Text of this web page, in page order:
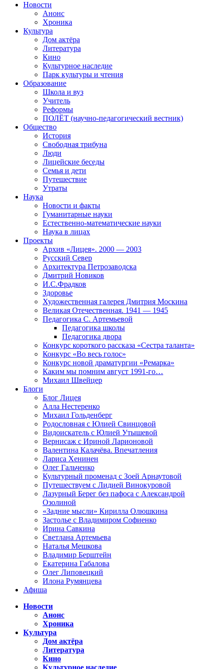
Новости
Анонс
Хроника
Культура
Дом актёра
Литература
Кино
Культурное наследие
Парк культуры и чтения
Образование
Школа и вуз
Учитель
Реформы
ПОЛЁТ (научно-педагогический вестник)
Общество
История
Свободная трибуна
Люди
Лицейские беседы
Семья и дети
Путешествие
Утраты
Наука
Новости и факты
Гуманитарные науки
Естественно-математические науки
Наука в лицах
Проекты
Архив «Лицея». 2000 — 2003
Русский Север
Архитектура Петрозаводска
Дмитрий Новиков
И.С.Фрадков
Здоровье
Художественная галерея Дмитрия Москина
Великая Отечественная. 1941 — 1945
Педагогика С. Артемьевой
Педагогика школы
Педагогика двора
Конкурс короткого рассказа «Сестра таланта»
Конкурс «Во весь голос»
Конкурс новой драматургии «Ремарка»
Каким мы помним август 1991-го…
Михаил Швейцер
Блоги
Блог Лицея
Алла Нестеренко
Михаил Гольденберг
Родословная с Юлией Свинцовой
Видоискатель с Юлией Утышевой
Вернисаж с Ириной Ларионовой
Валентина Калачёва. Впечатления
Лариса Хенинен
Олег Гальченко
Культурный променад с Зоей Арнаутовой
Путешествуем с Лидией Винокуровой
Лазурный Берег без пафоса с Александрой
Озолиной
«Задние мысли» Кирилла Олюшкина
Застолье с Владимиром Софиенко
Ирина Савкина
Светлана Артемьева
Наталья Мешкова
Владимир Берштейн
Екатерина Габалова
Олег Липовецкий
Илона Румянцева
Афиша
Новости
Анонс
Хроника
Культура
Дом актёра
Литература
Кино